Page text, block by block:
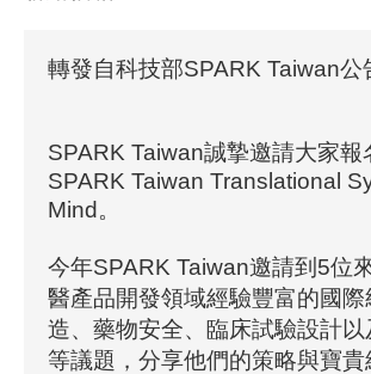
轉發自科技部SPARK Taiwan公
SPARK Taiwan誠摯邀請大家
SPARK Taiwan Translational
Mind。
今年SPARK Taiwan邀請到5位
醫產品開發領域經驗豐富的國
造、藥物安全、臨床試驗設計
等議題，分享他們的策略與寶貴